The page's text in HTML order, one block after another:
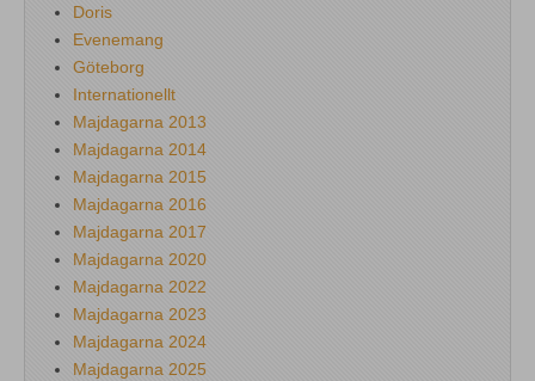
Doris
Evenemang
Göteborg
Internationellt
Majdagarna 2013
Majdagarna 2014
Majdagarna 2015
Majdagarna 2016
Majdagarna 2017
Majdagarna 2020
Majdagarna 2022
Majdagarna 2023
Majdagarna 2024
Majdagarna 2025